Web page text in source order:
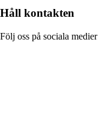
Håll kontakten
Följ oss på sociala medier